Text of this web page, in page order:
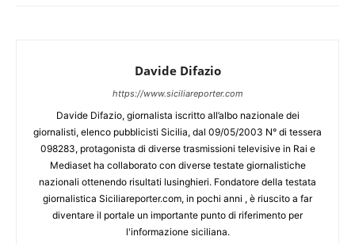
Davide Difazio
https://www.siciliareporter.com
Davide Difazio, giornalista iscritto all’albo nazionale dei
giornalisti, elenco pubblicisti Sicilia, dal 09/05/2003 N° di tessera
098283, protagonista di diverse trasmissioni televisive in Rai e
Mediaset ha collaborato con diverse testate giornalistiche
nazionali ottenendo risultati lusinghieri. Fondatore della testata
giornalistica Siciliareporter.com, in pochi anni , è riuscito a far
diventare il portale un importante punto di riferimento per
l'informazione siciliana.